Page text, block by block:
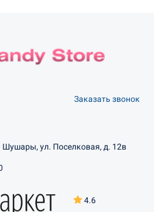
Заказать звонок
4.6
Шушары, ул. Поселковая, д. 12в